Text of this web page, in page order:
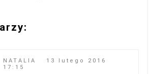
NATALIA
13 lutego 2016
17:15